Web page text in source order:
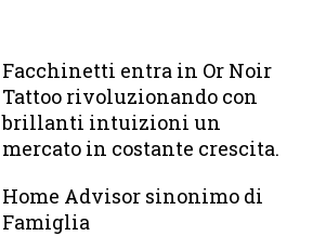
Facchinetti entra in Or Noir
Tattoo rivoluzionando con
brillanti intuizioni un
mercato in costante crescita.
Home Advisor sinonimo di
Famiglia